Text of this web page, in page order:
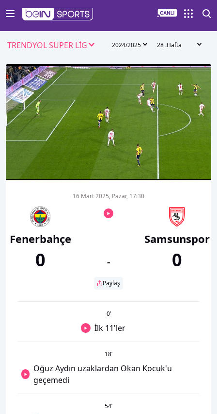
TRENDYOL SÜPER LİG 2024/2025 28 .Hafta
00:01
Fenerbahçe
0
16 Mart 2025, Pazar, 17:30
-
Paylaş
Samsunspor
0
0’
İlk 11'ler
18’
Oğuz Aydın uzaklardan Okan Kocuk'u
geçemedi
54’